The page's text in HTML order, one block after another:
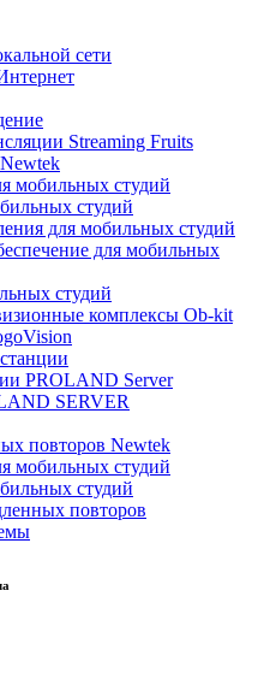
сети
Streaming Fruits
мобильных студий
студий
для мобильных студий
для мобильных
студий
комплексы Ob-kit
PROLAND Server
SERVER
повторов Newtek
мобильных студий
студий
повторов